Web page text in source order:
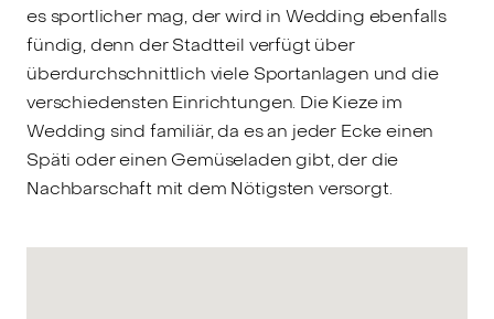
es sportlicher mag, der wird in Wedding ebenfalls
fündig, denn der Stadtteil verfügt über
überdurchschnittlich viele Sportanlagen und die
verschiedensten Einrichtungen. Die Kieze im
Wedding sind familiär, da es an jeder Ecke einen
Späti oder einen Gemüseladen gibt, der die
Nachbarschaft mit dem Nötigsten versorgt.